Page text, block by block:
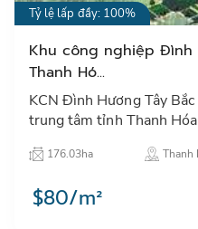
Tỷ lệ lấp đầy: 100%
Khu công nghiệp Đình
Thanh Hó...
KCN Đình Hương Tây
trung tâm tỉnh Thanh
biến, may mặc, một
nước ngoài củ…
176.03ha Thanh
$80/m²